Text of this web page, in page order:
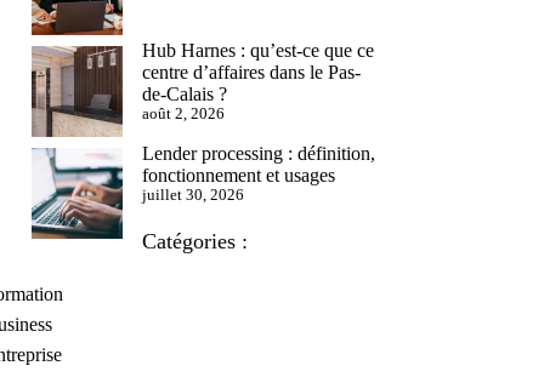
Hub Harnes : qu’est-ce que ce
centre d’affaires dans le Pas-
de-Calais ?
août 2, 2026
Lender processing : définition,
fonctionnement et usages
juillet 30, 2026
Catégories :